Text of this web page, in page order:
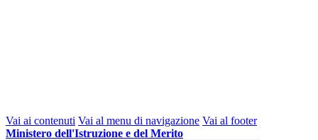
Vai ai contenuti Vai al menu di navigazione Vai al footer
Ministero dell'Istruzione e del Merito